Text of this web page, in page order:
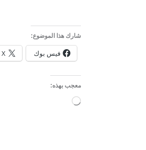
شارك هذا الموضوع:
فيس بوك X
معجب بهذه:
جاري